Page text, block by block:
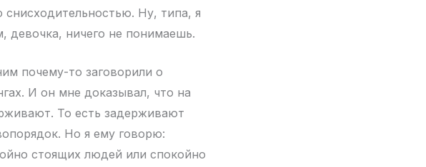
Ну, типа, я
девочка, ничего не понимаешь.
почему-то заговорили о
И он мне доказывал, что на
То есть задерживают
Но я ему говорю:
стоящих людей или спокойно